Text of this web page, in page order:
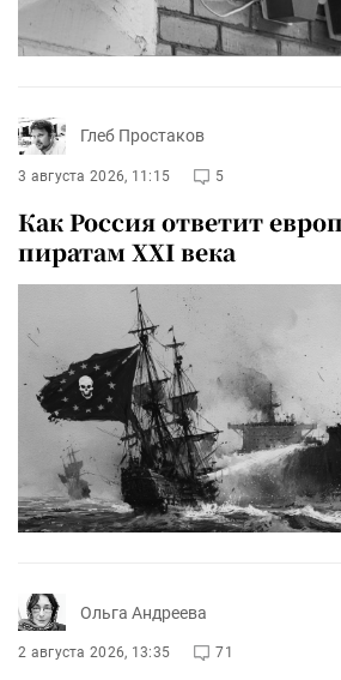
Глеб Простаков
3 августа 2026, 11:15 5
Как Россия ответит
пиратам XXI века
Ольга Андреева
2 августа 2026, 13:35 71